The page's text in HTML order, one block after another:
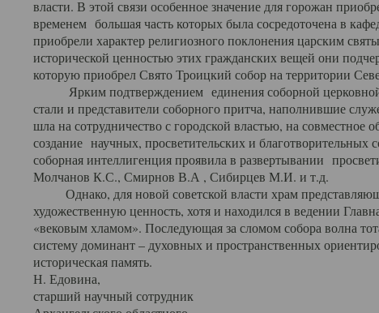
власти. В этой связи особенное значение для горожан
временем большая часть которых была сосредоточена в
приобрели характер религиозного поклонения царским
исторической ценностью этих гражданских вещей они
которую приобрел Свято Троицкий собор на территории
Ярким подтверждением единения соборной церковной
стали и представители соборного притча, наполнившие
шла на сотрудничество с городской властью, на совместное
создание научных, просветительских и благотворительных
соборная интеллигенция проявила в развертывании
Молчанов К.С., Смирнов В.А , Сибирцев М.И. и т.д.
Однако, для новой советской власти храм
художественную ценность, хотя и находился в ведении
«вековым хламом». Последующая за сломом собора волна
систему доминант – духовных и пространственных
историческая память.
Н. Едовина,
старший научный сотрудник